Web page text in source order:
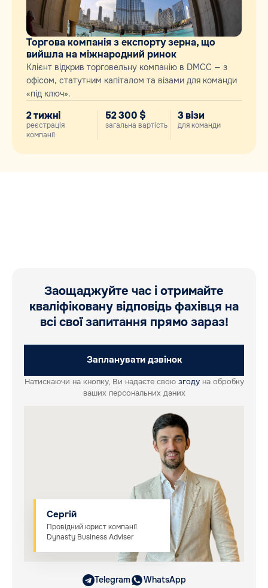
Торгова компанія з експорту зерна, що
вийшла на міжнародний ринок
Клієнт відкрив торговельну компанію в DMCC — з
офісом, статутним капіталом та візами для команди
«під ключ».
2 тижні
реєстрація
компанії
52 300 $
загальна вартість
3 візи
для команди
Заощаджуйте час і отримайте
кваліфіковану відповідь фахівця на
всі свої запитання прямо зараз!
Запланувати дзвінок
Натискаючи на кнопку, Ви надаєте свою згодуна обробку
ваших персональних даних
Telegram WhatsApp
Сергій
Провідний юрист компанії
Dynasty Business Adviser